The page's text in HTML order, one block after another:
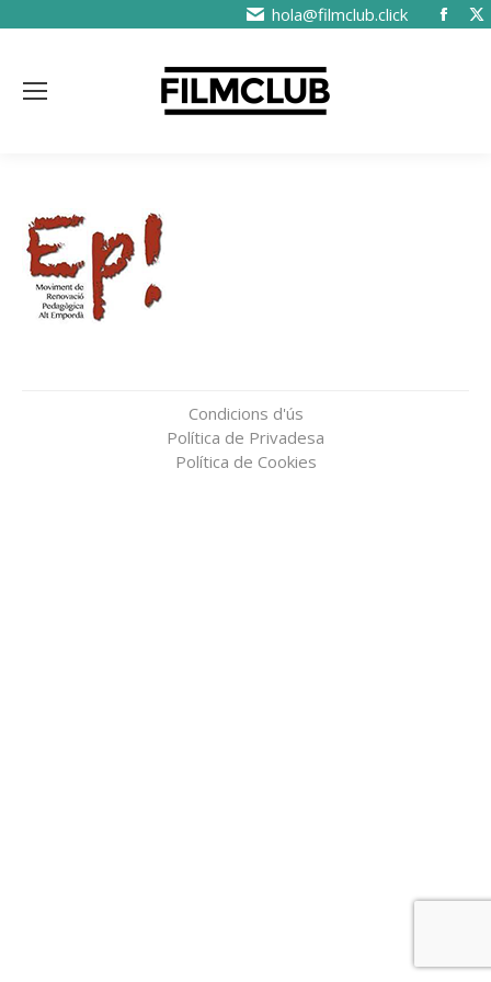
hola@filmclub.click
Condicions d'ús
Política de Privadesa
Política de Cookies